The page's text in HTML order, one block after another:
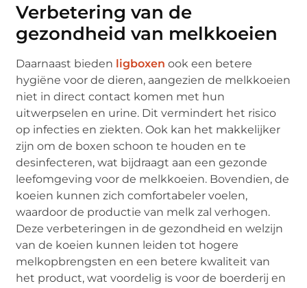
Verbetering van de
gezondheid van melkkoeien
Daarnaast bieden ligboxen ook een betere
hygiëne voor de dieren, aangezien de melkkoeien
niet in direct contact komen met hun
uitwerpselen en urine. Dit vermindert het risico
op infecties en ziekten. Ook kan het makkelijker
zijn om de boxen schoon te houden en te
desinfecteren, wat bijdraagt aan een gezonde
leefomgeving voor de melkkoeien. Bovendien, de
koeien kunnen zich comfortabeler voelen,
waardoor de productie van melk zal verhogen.
Deze verbeteringen in de gezondheid en welzijn
van de koeien kunnen leiden tot hogere
melkopbrengsten en een betere kwaliteit van
het product, wat voordelig is voor de boerderij en